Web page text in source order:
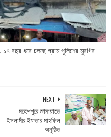
বছর ধরে চলছে গ্রাম পুলিশের মুরগির
NEXT
মহেশপুরে জামায়াতে
ইসলামীর ইফতার মাহফিল
অনুষ্ঠিত